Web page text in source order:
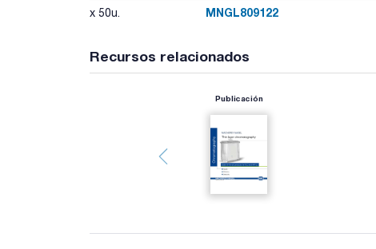
x 50u. MNGL809122
Recursos relacionados
Publicación